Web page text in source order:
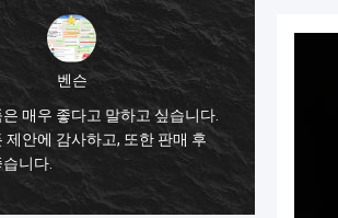
벤슨
매우 좋다고 말하고 싶습니다.
제안에 감사하고, 또한 판매 후
니다.